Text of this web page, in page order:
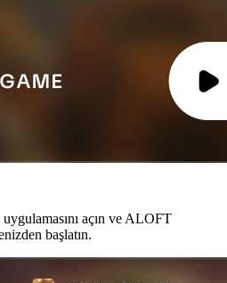
açın ve ALOFT
başlatın.